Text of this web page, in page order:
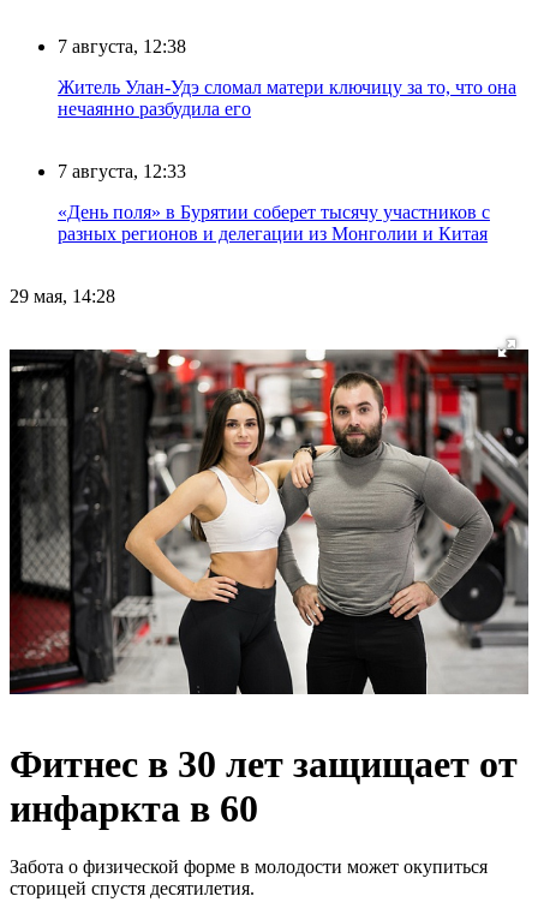
7 августа, 12:38
Житель Улан-Удэ сломал матери ключицу за то, что она
нечаянно разбудила его
7 августа, 12:33
«День поля» в Бурятии соберет тысячу участников с
разных регионов и делегации из Монголии и Китая
29 мая, 14:28
Фитнес в 30 лет защищает от
инфаркта в 60
Забота о физической форме в молодости может окупиться
сторицей спустя десятилетия.